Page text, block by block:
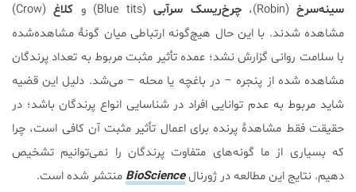
سینه‌سرخ (Robin)، چرخ‌ریسک سرآبی(Blue tits) و کلاغ
(Crow)
مشاهده شدند. با این حال هیچ‌گونه ارتباطی میان گونۀ مشاهده‌شده
با سلامت روانی گزارش نشد؛ عمده تأثیر مثبت مربوط به تعداد پرندگان
مشاهده شده از پنجره – در باغچه یا محله – می‌شد. دلیل این قضیه
شاید مربوط به عدم توانایی افراد در شناسایی انواع پرندگان باشد؛ در
حقیقت فقط مشاهدۀ پرنده برای اعمال تأثیر مثبت آن کافی است، چرا
که بسیاری از ما گونه‌های متفاوت پرندگان را نمی‌توانیم تشخیص
دهیم. نتایج این مطالعه در ژورنالBioScience منتشر شده است.